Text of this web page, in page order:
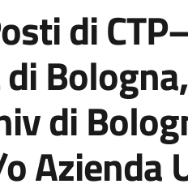
di
di
Azienda